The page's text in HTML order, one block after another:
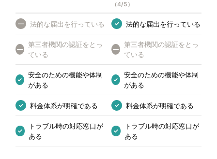
（4/5 ）
— 法的な届出を行っている ✓ 法的な届出を行っている
—
第三者機関の認証をとっ
ている
—
第三者機関の認証をとっ
ている
✓
安全のための機能や体制
がある
✓
安全のための機能や体制
がある
✓ 料金体系が明確である ✓ 料金体系が明確である
✓
トラブル時の対応窓口が
ある
✓
トラブル時の対応窓口が
ある